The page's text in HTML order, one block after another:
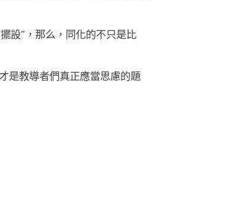
設”，那么，同化的不只是比
是教導者們真正應當思慮的題